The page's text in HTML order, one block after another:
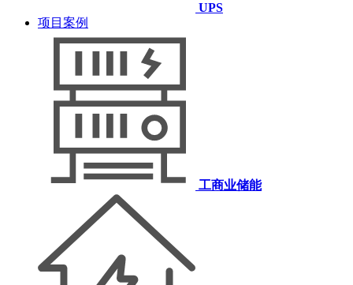
UPS
项目案例
工商业储能